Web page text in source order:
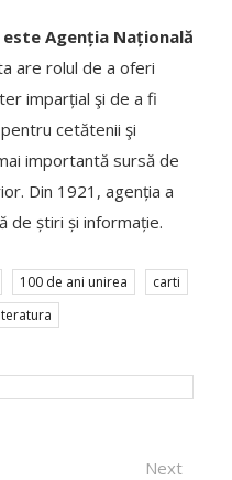
este Agenția Națională
are rolul de a oferi
imparțial şi de a fi
cetătenii şi
importantă sursă de
Din 1921, agenția a
de știri și informație.
100 de ani unirea
carti
Next